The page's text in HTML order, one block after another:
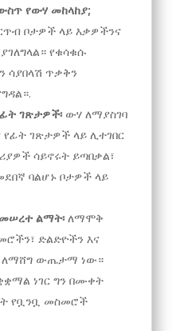
የውሃ መከላከያ;
ቦታዎች ላይ እቃዎችንና
የቁሳቁሱ
ጥቃቅን
ገጽታዎች፡ውሃ ለማያስገባ
የፊት ገጽታዎች ላይ ሊተገበር
ሳይኖሩት ይጣበቃል፣
ባልሆኑ ቦታዎች ላይ
ልማት፡ለማሞቅ
ድልድዮችን እና
ለማሸግ ውጤታማ ነው።
ነገር ግን በሙቀት
የቧንቧ መስመሮች